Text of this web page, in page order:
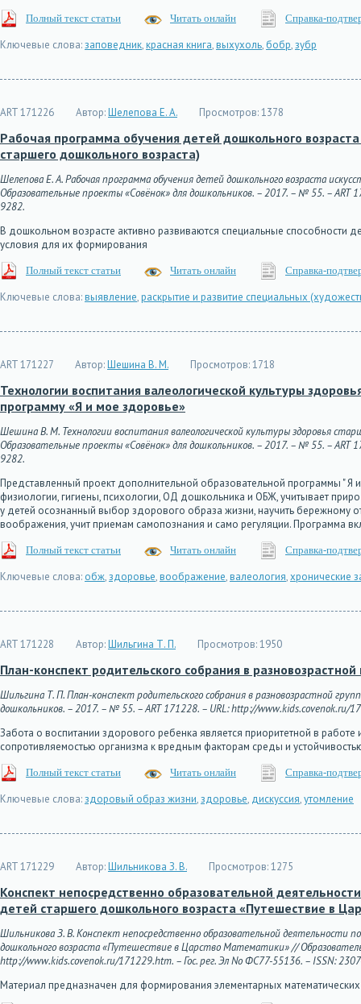
Полный текст статьи Читать онлайн Справка-
Ключевые слова:заповедник,красная книга,выхухоль,бобр,зубр
ART 171226 Автор:Шелепова Е. А. Просмотров:1378
Рабочая программа обучения детей дошкольного
старшего дошкольного возраста)
Шелепова Е. А. Рабочая программа обучения детей дошкольного возраста
Образовательные проекты «Совёнок» для дошкольников. – 2017. – № 55. – ART
9282.
В дошкольном возрасте активно развиваются специальные способности
условия для их формирования
Полный текст статьи Читать онлайн Справка-
Ключевые слова:выявление,раскрытие и развитие специальных
ART 171227 Автор:Шешина В. М. Просмотров:1718
Технологии воспитания валеологической культуры
программу «Я и мое здоровье»
Шешина В. М. Технологии воспитания валеологической культуры здоровья
Образовательные проекты «Совёнок» для дошкольников. – 2017. – № 55. – ART
9282.
Представленный проект дополнительной образовательной программы "
физиологии, гигиены, психологии, ОД дошкольника и ОБЖ, учитывает
у детей осознанный выбор здорового образа жизни, научить бережному
воображения, учит приемам самопознания и само регуляции. Программа
Полный текст статьи Читать онлайн Справка-
Ключевые слова: обж,здоровье,воображение,валеология,хронические
ART 171228 Автор:Шильгина Т. П. Просмотров:1950
План-конспект родительского собрания в
Шильгина Т. П. План-конспект родительского собрания в разновозрастной
дошкольников. – 2017. – № 55. – ART 171228. – URL: http://www.kids.covenok.ru/
Забота о воспитании здорового ребенка является приоритетной в
сопротивляемостью организма к вредным факторам среды и
Полный текст статьи Читать онлайн Справка-
Ключевые слова:здоровый образ жизни,здоровье, дискуссия,утомление
ART 171229 Автор:Шильникова З. В. Просмотров:1275
Конспект непосредственно образовательной
детей старшего дошкольного возраста «Путешествие в
Шильникова З. В. Конспект непосредственно образовательной
дошкольного возраста «Путешествие в Царство Математики» //
http://www.kids.covenok.ru/171229.htm. – Гос. рег. Эл No ФС77-55136. – ISSN:
Материал предназначен для формирования элементарных